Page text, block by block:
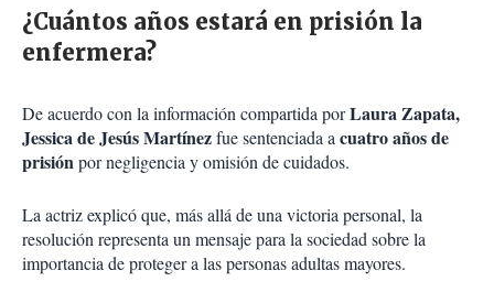
¿Cuántos años estará en prisión la
enfermera?
De acuerdo con la información compartida porLaura Zapata,
Jessica de Jesús Martínezfue sentenciada acuatro años de
prisiónpor negligencia y omisión de cuidados.
La actriz explicó que, más allá de una victoria personal, la
resolución representa un mensaje para la sociedad sobre la
importancia de proteger a las personas adultas mayores.